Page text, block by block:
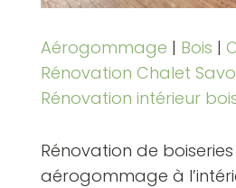
Aérogommage | Bois |
Rénovation Chalet
Rénovation intérieur
Rénovation de
aérogommage à